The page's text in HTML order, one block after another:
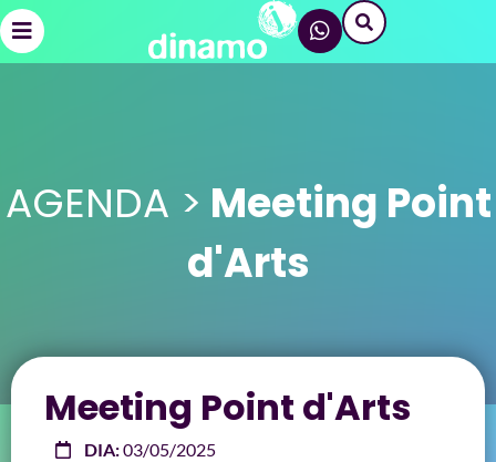
AGENDA > Meeting Point
d'Arts
Meeting Point d'Arts
DIA:03/05/2025